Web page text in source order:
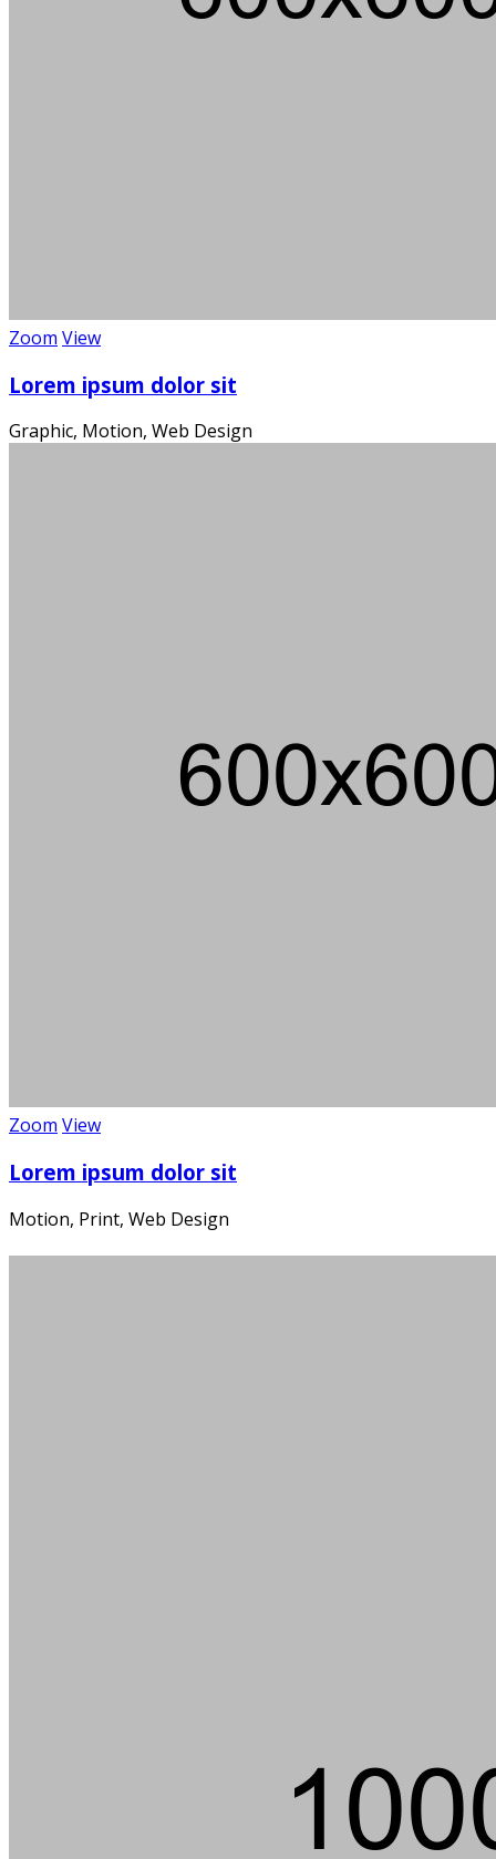
Zoom View
Lorem ipsum dolor sit
Graphic, Motion, Web Design
Zoom View
Lorem ipsum dolor sit
Motion, Print, Web Design